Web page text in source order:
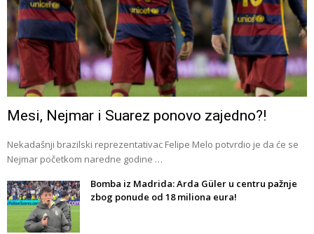
Mesi, Nejmar i Suarez ponovo zajedno?!
Nekadašnji brazilski reprezentativac Felipe Melo potvrdio je da će se
Nejmar početkom naredne godine …
Bomba iz Madrida: Arda Güler u centru pažnje
zbog ponude od 18 miliona eura!